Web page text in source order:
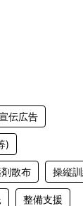
伝広告
)
散布 操縦
整備支援